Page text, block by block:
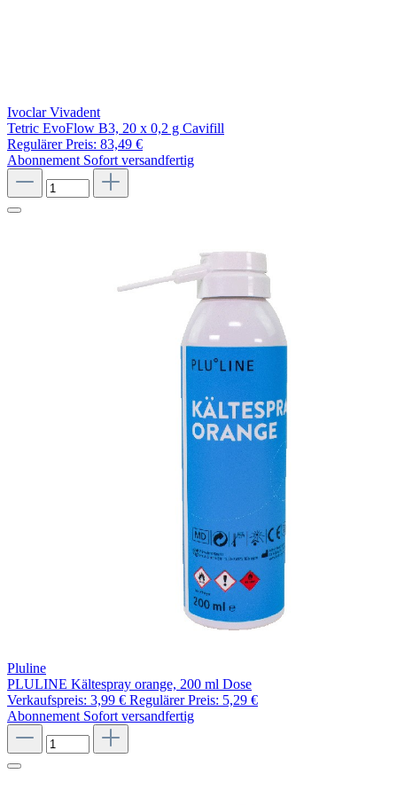
Ivoclar Vivadent
Tetric EvoFlow B3, 20 x 0,2 g Cavifill
Regulärer Preis: 83,49 €
Abonnement Sofort versandfertig
Pluline
PLULINE Kältespray orange, 200 ml Dose
Verkaufspreis: 3,99 € Regulärer Preis: 5,29 €
Abonnement Sofort versandfertig